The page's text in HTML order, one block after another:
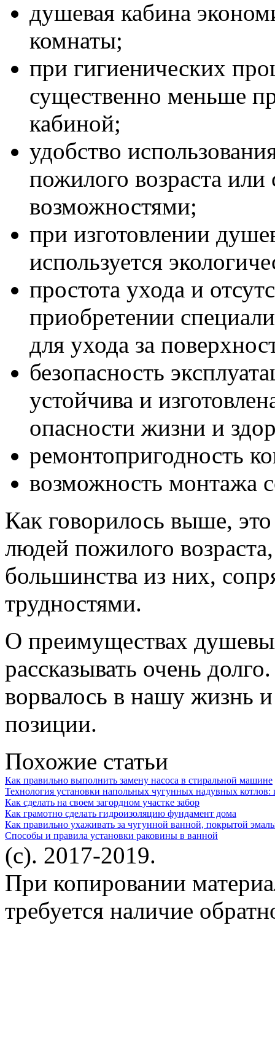
душевая кабина
комнаты;
при гигиенических
существенно меньше
кабиной;
удобство
пожилого возраста
возможностями;
при изготовлении
используется
простота ухода и
приобретении
для ухода за
безопасность
устойчива и
опасности жизни и
ремонтопригодность
возможность монтажа
Как говорилось выше,
людей пожилого
большинства из них,
трудностями.
О преимуществах
рассказывать очень
ворвалось в нашу жизнь
позиции.
Похожие статьи
Как правильно выполнить замену насоса в стиральной машине
Технология установки напольных чугунных надувных котлов:
Как сделать на своем загордном участке забор
Как грамотно сделать гидроизоляцию фундамент дома
Как правильно ухаживать за чугунной ванной, покрытой
Способы и правила установки раковины в ванной
(c). 2017-2019.
При копировании
требуется наличие